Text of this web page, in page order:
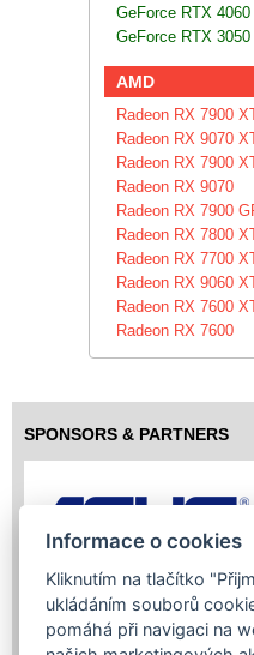
GeForce RTX 4060
GeForce RTX 3050
AMD
Radeon RX 7900
Radeon RX 9070
Radeon RX 7900
Radeon RX 9070
Radeon RX 7900
Radeon RX 7800
Radeon RX 7700
Radeon RX 9060
Radeon RX 7600
Radeon RX 7600
SPONSORS & PARTNERS
Informace o cookies
Kliknutím na tlačítko
ukládáním souborů
pomáhá při navigaci na